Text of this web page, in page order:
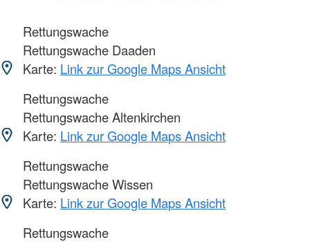
Rettungswache
Rettungswache Daaden
Karte: Link zur Google Maps Ansicht
Rettungswache
Rettungswache Altenkirchen
Karte: Link zur Google Maps Ansicht
Rettungswache
Rettungswache Wissen
Karte: Link zur Google Maps Ansicht
Rettungswache